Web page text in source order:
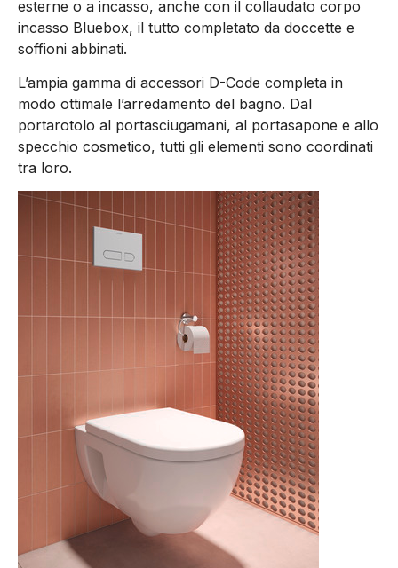
esterne o a incasso, anche con il collaudato corpo
incasso Bluebox, il tutto completato da doccette e
soffioni abbinati.
L’ampia gamma di accessori D-Code completa in
modo ottimale l’arredamento del bagno. Dal
portarotolo al portasciugamani, al portasapone e allo
specchio cosmetico, tutti gli elementi sono coordinati
tra loro.